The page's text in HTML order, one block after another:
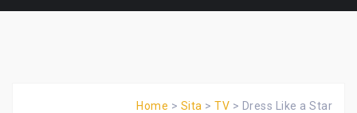
Home > Sita > TV > Dress Like a Star